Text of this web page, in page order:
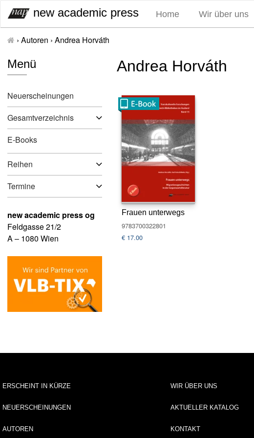
i
new academic press Home Wir über uns
› Autoren › Andrea Horváth
Menü
Neuerscheinungen
Gesamtverzeichnis
E-Books
Reihen
Termine
new academic press og
Feldgasse 21/2
A – 1080 Wien
Andrea Horváth
Frauen unterwegs
9783700322801
€ 17.00
ERSCHEINT IN KÜRZE
NEUERSCHEINUNGEN
AUTOREN
WIR ÜBER UNS
AKTUELLER KATALOG
KONTAKT